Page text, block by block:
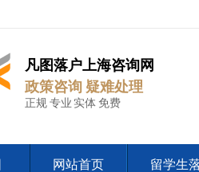
凡图落户上海咨询网
政策咨询 疑难处理
正规 专业 实体 免费
网站首页 留学生